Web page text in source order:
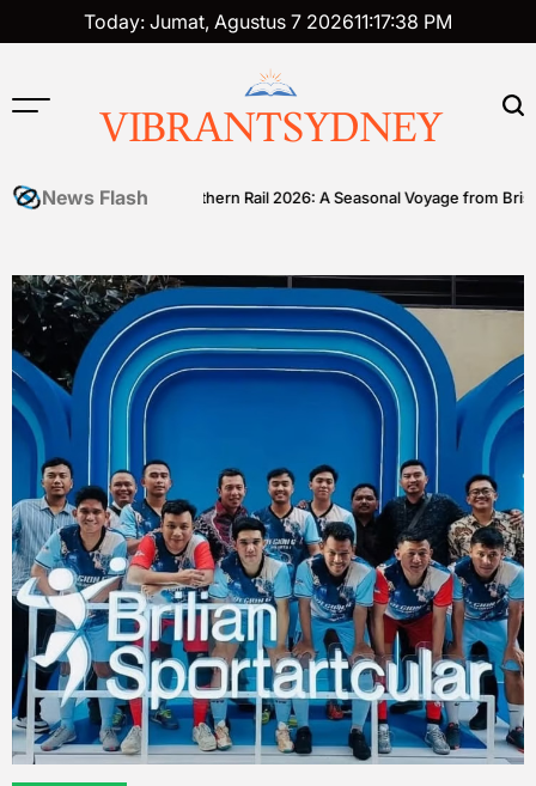
to
Today: Jumat, Agustus 7 202611:17:39 PM
VIBRANTSYDNEY
News Flash
Great Southern Rail 2026: A Seasonal Voyage from Brisbane to